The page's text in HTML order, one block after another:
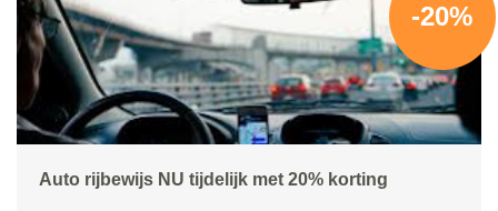
-20%
Auto rijbewijs NU tijdelijk met 20% korting